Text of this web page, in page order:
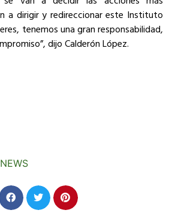
a dirigir y redireccionar este Instituto
tenemos una gran responsabilidad,
dijo Calderón López.